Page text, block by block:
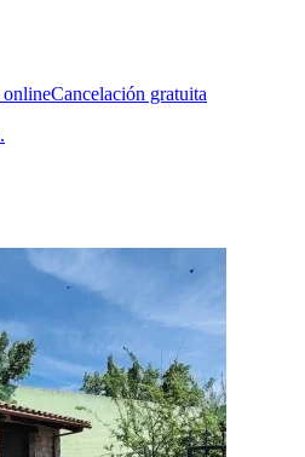
onlineCancelación gratuita